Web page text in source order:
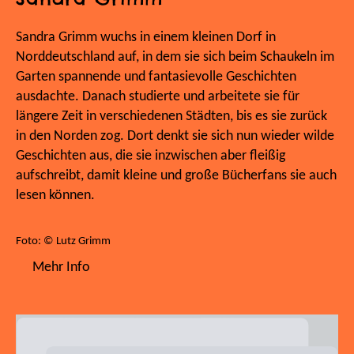
Sandra Grimm wuchs in einem kleinen Dorf in
Norddeutschland auf, in dem sie sich beim Schaukeln im
Garten spannende und fantasievolle Geschichten
ausdachte. Danach studierte und arbeitete sie für
längere Zeit in verschiedenen Städten, bis es sie zurück
in den Norden zog. Dort denkt sie sich nun wieder wilde
Geschichten aus, die sie inzwischen aber fleißig
aufschreibt, damit kleine und große Bücherfans sie auch
lesen können.
Foto: © Lutz Grimm
Mehr Info